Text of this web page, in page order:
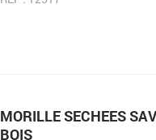
MORILLE SECHEES
BOIS